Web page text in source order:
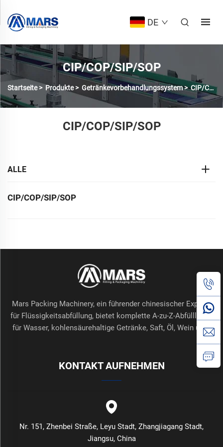
DE
CIP/COP/SIP/SOP
Startseite> Produkte> Getränkevorbehandlungssystem>CIP/COP/SIP/SOP
CIP/COP/SIP/SOP
ALLE
CIP/COP/SIP/SOP
Mars Packing Machinery, ein führender chinesischer Experte
für Flüssigkeitsabfüllung, bietet komplette A-zu-Z-Abfülllinien
für Wasser, kohlensäurehaltige Getränke, Saft, Öl, Wein usw.
KONTAKT AUFNEHMEN
Nr. 151, Zhenbei Straße, Leyu Stadt, Zhangjiagang Stadt,
Jiangsu, China